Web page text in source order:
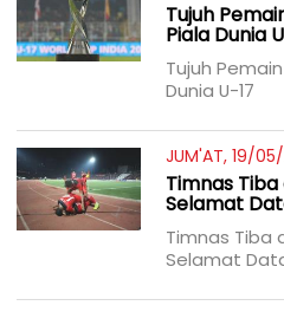
Tujuh
Piala Dunia
Tujuh
Dunia U-17
JUM'AT, 19/
Timnas
Selamat
Timnas Tiba
Selamat